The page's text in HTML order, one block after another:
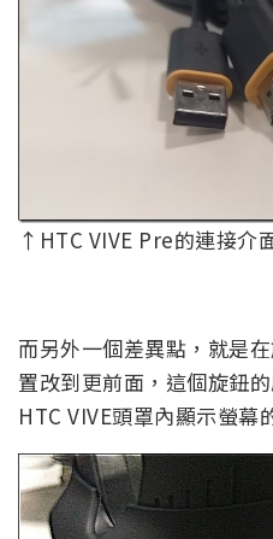
↑HTC VIVE Pre的連接介
而另外一個差異點，就是
置改到更前面，這個旋鈕
HTC VIVE頭罩內顯示螢幕